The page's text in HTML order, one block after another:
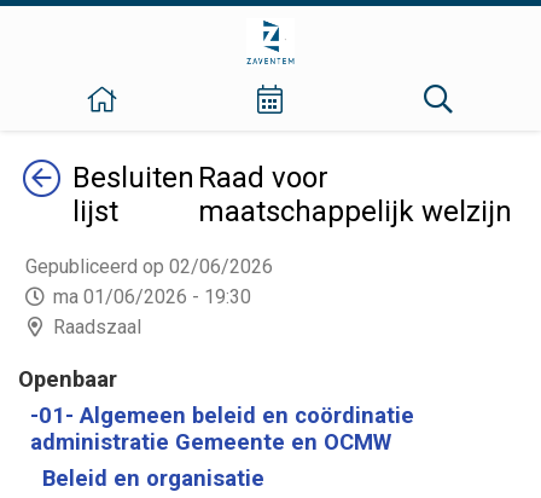
TerugBesluiten
lijst
Raad voor
maatschappelijk welzijn
Gepubliceerd op 02/06/2026
ma 01/06/2026 - 19:30
Raadszaal
Openbaar
-01- Algemeen beleid en coördinatie
administratie Gemeente en OCMW
Beleid en organisatie